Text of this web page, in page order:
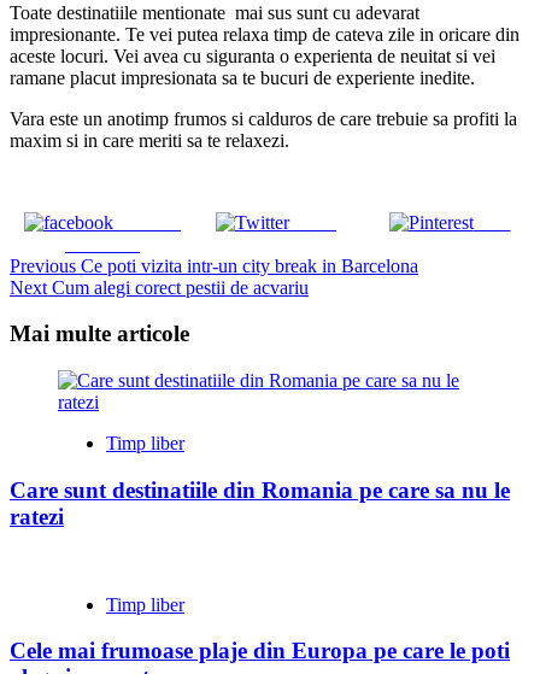
Toate destinatiile mentionate mai sus sunt cu adevarat
impresionante. Te vei putea relaxa timp de cateva zile in oricare din
aceste locuri. Vei avea cu siguranta o experienta de neuitat si vei
ramane placut impresionata sa te bucuri de experiente inedite.
Vara este un anotimp frumos si calduros de care trebuie sa profiti la
maxim si in care meriti sa te relaxezi.
Tweet Save
Continue
Reading
Previous Ce poti vizita intr-un city break in Barcelona
Next Cum alegi corect pestii de acvariu
Mai multe articole
Timp liber
Care sunt destinatiile din Romania pe care sa nu le
ratezi
Timp liber
Cele mai frumoase plaje din Europa pe care le poti